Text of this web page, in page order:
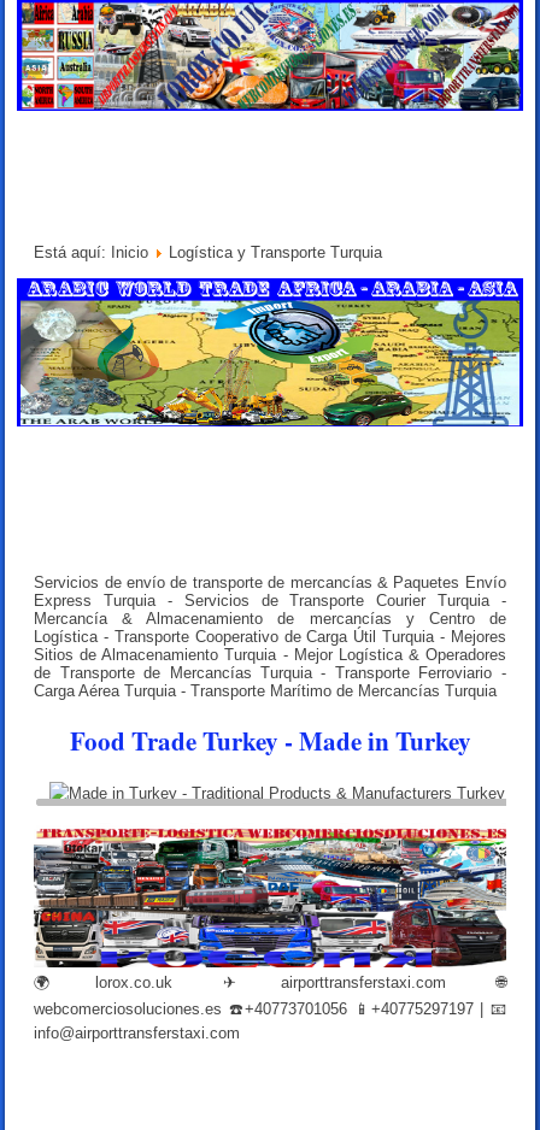
Está aquí: Inicio Logística y Transporte Turquia
Servicios de envío de transporte de mercancías & Paquetes Envío
Express Turquia - Servicios de Transporte Courier Turquia -
Mercancía & Almacenamiento de mercancías y Centro de
Logística - Transporte Cooperativo de Carga Útil Turquia - Mejores
Sitios de Almacenamiento Turquia - Mejor Logística & Operadores
de Transporte de Mercancías Turquia - Transporte Ferroviario -
Carga Aérea Turquia - Transporte Marítimo de Mercancías Turquia
Food Trade Turkey - Made in Turkey
🌍 lorox.co.uk✈airporttransferstaxi.com 🌐
webcomerciosoluciones.es ☎️+40773701056 📱+40775297197 | 📧
info@airporttransferstaxi.com